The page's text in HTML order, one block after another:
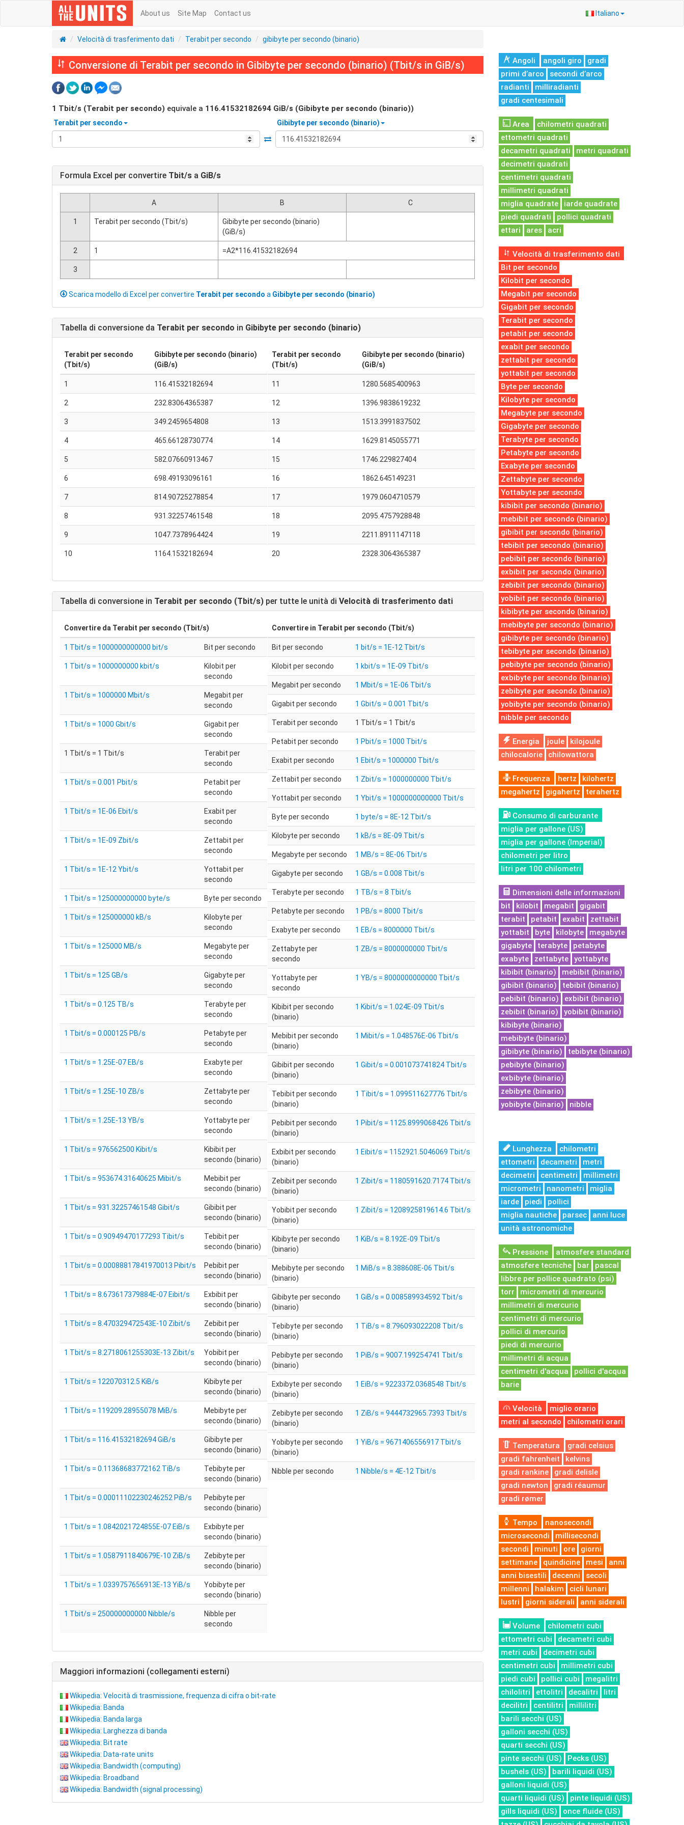
Italiano
About us Site Map Contact us
Velocità di trasferimento dati Terabit per secondo gibibyte per secondo (binario)
Conversione di Terabit per secondo in Gibibyte per secondo (binario) (Tbit/s in GiB/s)
1 Tbit/s (Terabit per secondo) equivale a 116.41532182694 GiB/s (Gibibyte per secondo (binario))
Terabit per secondo Gibibyte per secondo (binario)
Formula Excel per convertire Tbit/s a GiB/s
A B C
1 Terabit per secondo (Tbit/s)
Gibibyte per secondo (binario)
(GiB/s)
2 1 =A2*116.41532182694
3
Scarica modello di Excel per convertire Terabit per secondo a Gibibyte per secondo (binario)
Tabella di conversione da Terabit per secondo in Gibibyte per secondo (binario)
Terabit per secondo
(Tbit/s)
Gibibyte per secondo (binario)
(GiB/s)
1 116.41532182694
2 232.83064365387
3 349.2459654808
4 465.66128730774
5 582.07660913467
6 698.49193096161
7 814.90725278854
8 931.32257461548
9 1047.7378964424
10 1164.1532182694
Terabit per secondo
(Tbit/s)
Gibibyte per secondo (binario)
(GiB/s)
11 1280.5685400963
12 1396.9838619232
13 1513.3991837502
14 1629.8145055771
15 1746.229827404
16 1862.645149231
17 1979.0604710579
18 2095.4757928848
19 2211.8911147118
20 2328.3064365387
Tabella di conversione in Terabit per secondo (Tbit/s) per tutte le unità di Velocità di trasferimento dati
Convertire da Terabit per secondo (Tbit/s)
1 Tbit/s = 1000000000000 bit/s Bit per secondo
1 Tbit/s = 1000000000 kbit/s
Kilobit per
secondo
1 Tbit/s = 1000000 Mbit/s
Megabit per
secondo
1 Tbit/s = 1000 Gbit/s
Gigabit per
secondo
1 Tbit/s = 1 Tbit/s
Terabit per
secondo
1 Tbit/s = 0.001 Pbit/s
Petabit per
secondo
1 Tbit/s = 1E-06 Ebit/s
Exabit per
secondo
1 Tbit/s = 1E-09 Zbit/s
Zettabit per
secondo
1 Tbit/s = 1E-12 Ybit/s
Yottabit per
secondo
1 Tbit/s = 125000000000 byte/s Byte per secondo
1 Tbit/s = 125000000 kB/s
Kilobyte per
secondo
1 Tbit/s = 125000 MB/s
Megabyte per
secondo
1 Tbit/s = 125 GB/s
Gigabyte per
secondo
1 Tbit/s = 0.125 TB/s
Terabyte per
secondo
1 Tbit/s = 0.000125 PB/s
Petabyte per
secondo
1 Tbit/s = 1.25E-07 EB/s
Exabyte per
secondo
1 Tbit/s = 1.25E-10 ZB/s
Zettabyte per
secondo
1 Tbit/s = 1.25E-13 YB/s
Yottabyte per
secondo
1 Tbit/s = 976562500 Kibit/s
Kibibit per
secondo (binario)
1 Tbit/s = 953674.31640625 Mibit/s
Mebibit per
secondo (binario)
1 Tbit/s = 931.32257461548 Gibit/s
Gibibit per
secondo (binario)
1 Tbit/s = 0.90949470177293 Tibit/s
Tebibit per
secondo (binario)
1 Tbit/s = 0.00088817841970013 Pibit/s
Pebibit per
secondo (binario)
1 Tbit/s = 8.673617379884E-07 Eibit/s
Exbibit per
secondo (binario)
1 Tbit/s = 8.470329472543E-10 Zibit/s
Zebibit per
secondo (binario)
1 Tbit/s = 8.2718061255303E-13 Zibit/s
Yobibit per
secondo (binario)
1 Tbit/s = 122070312.5 KiB/s
Kibibyte per
secondo (binario)
1 Tbit/s = 119209.28955078 MiB/s
Mebibyte per
secondo (binario)
1 Tbit/s = 116.41532182694 GiB/s
Gibibyte per
secondo (binario)
1 Tbit/s = 0.11368683772162 TiB/s
Tebibyte per
secondo (binario)
1 Tbit/s = 0.00011102230246252 PiB/s
Pebibyte per
secondo (binario)
1 Tbit/s = 1.0842021724855E-07 EiB/s
Exbibyte per
secondo (binario)
1 Tbit/s = 1.0587911840679E-10 ZiB/s
Zebibyte per
secondo (binario)
1 Tbit/s = 1.0339757656913E-13 YiB/s
Yobibyte per
secondo (binario)
1 Tbit/s = 250000000000 Nibble/s
Nibble per
secondo
Convertire in Terabit per secondo (Tbit/s)
Bit per secondo 1 bit/s = 1E-12 Tbit/s
Kilobit per secondo 1 kbit/s = 1E-09 Tbit/s
Megabit per secondo 1 Mbit/s = 1E-06 Tbit/s
Gigabit per secondo 1 Gbit/s = 0.001 Tbit/s
Terabit per secondo 1 Tbit/s = 1 Tbit/s
Petabit per secondo 1 Pbit/s = 1000 Tbit/s
Exabit per secondo 1 Ebit/s = 1000000 Tbit/s
Zettabit per secondo 1 Zbit/s = 1000000000 Tbit/s
Yottabit per secondo 1 Ybit/s = 1000000000000 Tbit/s
Byte per secondo 1 byte/s = 8E-12 Tbit/s
Kilobyte per secondo 1 kB/s = 8E-09 Tbit/s
Megabyte per secondo 1 MB/s = 8E-06 Tbit/s
Gigabyte per secondo 1 GB/s = 0.008 Tbit/s
Terabyte per secondo 1 TB/s = 8 Tbit/s
Petabyte per secondo 1 PB/s = 8000 Tbit/s
Exabyte per secondo 1 EB/s = 8000000 Tbit/s
Zettabyte per
secondo
1 ZB/s = 8000000000 Tbit/s
Yottabyte per
secondo
1 YB/s = 8000000000000 Tbit/s
Kibibit per secondo
(binario)
1 Kibit/s = 1.024E-09 Tbit/s
Mebibit per secondo
(binario)
1 Mibit/s = 1.048576E-06 Tbit/s
Gibibit per secondo
(binario)
1 Gibit/s = 0.001073741824 Tbit/s
Tebibit per secondo
(binario)
1 Tibit/s = 1.099511627776 Tbit/s
Pebibit per secondo
(binario)
1 Pibit/s = 1125.8999068426 Tbit/s
Exbibit per secondo
(binario)
1 Eibit/s = 1152921.5046069 Tbit/s
Zebibit per secondo
(binario)
1 Zibit/s = 1180591620.7174 Tbit/s
Yobibit per secondo
(binario)
1 Zibit/s = 1208925819614.6 Tbit/s
Kibibyte per secondo
(binario)
1 KiB/s = 8.192E-09 Tbit/s
Mebibyte per secondo
(binario)
1 MiB/s = 8.388608E-06 Tbit/s
Gibibyte per secondo
(binario)
1 GiB/s = 0.008589934592 Tbit/s
Tebibyte per secondo
(binario)
1 TiB/s = 8.796093022208 Tbit/s
Pebibyte per secondo
(binario)
1 PiB/s = 9007.199254741 Tbit/s
Exbibyte per secondo
(binario)
1 EiB/s = 9223372.0368548 Tbit/s
Zebibyte per secondo
(binario)
1 ZiB/s = 9444732965.7393 Tbit/s
Yobibyte per secondo
(binario)
1 YiB/s = 9671406556917 Tbit/s
Nibble per secondo 1 Nibble/s = 4E-12 Tbit/s
Maggiori informazioni (collegamenti esterni)
Wikipedia: Velocità di trasmissione, frequenza di cifra o bit-rate
Wikipedia: Banda
Wikipedia: Banda larga
Wikipedia: Larghezza di banda
Wikipedia: Bit rate
Wikipedia: Data-rate units
Wikipedia: Bandwidth (computing)
Wikipedia: Broadband
Wikipedia: Bandwidth (signal processing)
Angoli angoli giro
gradi
primi d’arco
secondi d’arco
radianti
milliradianti
gradi centesimali
Area
chilometri quadrati
ettometri quadrati
decametri quadrati
metri quadrati
decimetri quadrati
centimetri quadrati
millimetri quadrati
miglia quadrate
iarde quadrate
piedi quadrati
pollici quadrati
ettari
ares acri
Velocità di trasferimento dati
Bit per secondo
Kilobit per secondo
Megabit per secondo
Gigabit per secondo
Terabit per secondo
petabit per secondo
exabit per secondo
zettabit per secondo
yottabit per secondo
Byte per secondo
Kilobyte per secondo
Megabyte per secondo
Gigabyte per secondo
Terabyte per secondo
Petabyte per secondo
Exabyte per secondo
Zettabyte per secondo
Yottabyte per secondo
kibibit per secondo (binario)
mebibit per secondo (binario)
gibibit per secondo (binario)
tebibit per secondo (binario)
pebibit per secondo (binario)
exbibit per secondo (binario)
zebibit per secondo (binario)
yobibit per secondo (binario)
kibibyte per secondo (binario)
mebibyte per secondo (binario)
gibibyte per secondo (binario)
tebibyte per secondo (binario)
pebibyte per secondo (binario)
exbibyte per secondo (binario)
zebibyte per secondo (binario)
yobibyte per secondo (binario)
nibble per secondo
Energia joule
kilojoule
chilocalorie
chilowattora
Frequenza hertz
kilohertz
megahertz
gigahertz terahertz
Consumo di carburante
miglia per gallone (US)
miglia per gallone (Imperial)
chilometri per litro
litri per 100 chilometri
Dimensioni delle informazioni
bit
kilobit megabit
gigabit
terabit
petabit exabit
zettabit
yottabit
byte kilobyte
megabyte
gigabyte
terabyte
petabyte
exabyte
zettabyte
yottabyte
kibibit (binario)
mebibit (binario)
gibibit (binario)
tebibit (binario)
pebibit (binario)
exbibit (binario)
zebibit (binario)
yobibit (binario)
kibibyte (binario)
mebibyte (binario)
gibibyte (binario)
tebibyte (binario)
pebibyte (binario)
exbibyte (binario)
zebibyte (binario)
yobibyte (binario)
nibble
Lunghezza
chilometri
ettometri
decametri
metri
decimetri
centimetri
millimetri
micrometri
nanometri
miglia
iarde
piedi
pollici
miglia nautiche
parsec
anni luce
unità astronomiche
Pressione
atmosfere standard
atmosfere tecniche
bar
pascal
libbre per pollice quadrato (psi)
torr
micrometri di mercurio
millimetri di mercurio
centimetri di mercurio
pollici di mercurio
piedi di mercurio
millimetri di acqua
centimetri d'acqua
pollici d'acqua
barie
Velocità
miglio orario
metri al secondo
chilometri orari
Temperatura
gradi celsius
gradi fahrenheit
kelvins
gradi rankine
gradi delisle
gradi newton
gradi réaumur
gradi rømer
Tempo
nanosecondi
microsecondi
millisecondi
secondi
minuti ore
giorni
settimane
quindicine mesi
anni
anni bisestili
decenni
secoli
millenni
halakim
cicli lunari
lustri
giorni siderali anni siderali
Volume
chilometri cubi
ettometri cubi
decametri cubi
metri cubi
decimetri cubi
centimetri cubi
millimetri cubi
piedi cubi
pollici cubi
megalitri
chilolitri
ettolitri decalitri
litri
decilitri
centilitri
millilitri
barili secchi (US)
galloni secchi (US)
quarti secchi (US)
pinte secchi (US)
Pecks (US)
bushels (US)
barili liquidi (US)
galloni liquidi (US)
quarti liquidi (US)
pinte liquidi (US)
gills liquidi (US)
once fluide (US)